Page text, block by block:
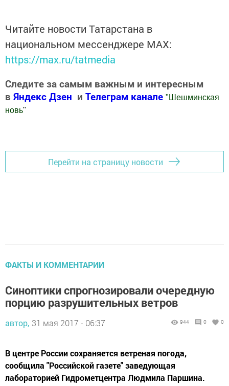
Читайте новости Татарстана в
национальном мессенджере MАХ:
https://max.ru/tatmedia
Следите за самым важным и интересным
в Яндекс Дзен и Телеграм канале " Шешминская
новь"
Перейти на страницу новости
ФАКТЫ И КОММЕНТАРИИ
Синоптики спрогнозировали очередную
порцию разрушительных ветров
автор, 31 мая 2017 - 06:37 944 0 0
В центре России сохраняется ветреная погода,
сообщила "Российской газете" заведующая
лабораторией Гидрометцентра Людмила Паршина.